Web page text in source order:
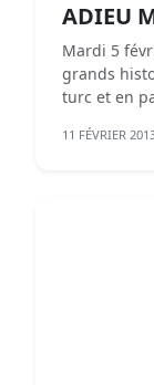
ADIEU
Mardi 5
grands
turc et en
11 FÉVRIER